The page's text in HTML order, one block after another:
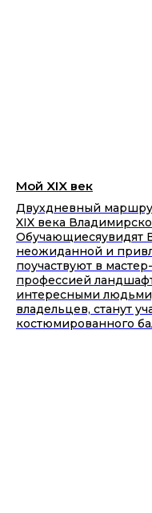
Мой XIX век
Двухдневный
XIX века
Обучающиесяувидят
неожиданной и
поучаствуют в
профессией
интересными
владельцев, станут
костюмированного